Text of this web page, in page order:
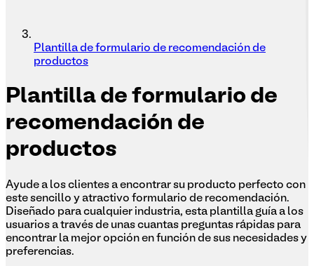
Plantilla de formulario de recomendación de
productos
Plantilla de formulario de
recomendación de
productos
Ayude a los clientes a encontrar su producto perfecto con
este sencillo y atractivo formulario de recomendación.
Diseñado para cualquier industria, esta plantilla guía a los
usuarios a través de unas cuantas preguntas rápidas para
encontrar la mejor opción en función de sus necesidades y
preferencias.